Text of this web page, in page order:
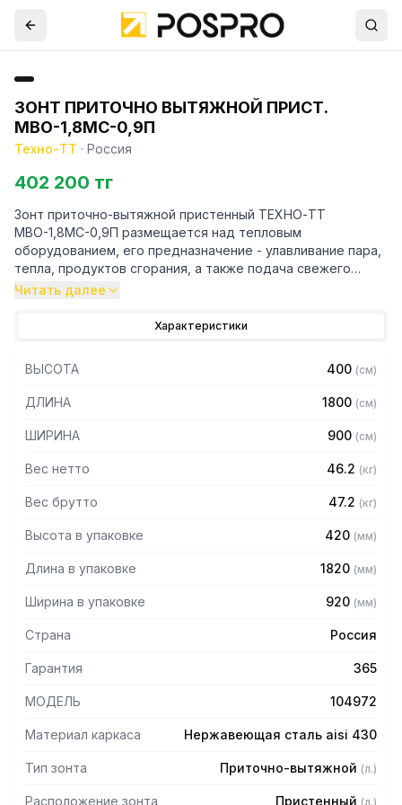
ЗОНТ ПРИТОЧНО ВЫТЯЖНОЙ ПРИСТ.
МВО-1,8МС-0,9П
Техно-ТТ · Россия
402 200 тг
Зонт приточно-вытяжной пристенный ТЕХНО-ТТ
МВО-1,8МС-0,9П размещается над тепловым
оборудованием, его предназначение - улавливание пара,
тепла, продуктов сгорания, а также подача свежего
воздуха, что благоприятно сказывается на микроклимате
предметах мебели и кухонной утвари. Поэтому это
оборудование формирует микроклимат в помещении и
защищает сотрудников горячего цеха.
— Бескаркасный
0,8мм
— Поставляется в собранном виде
Читать далее
Характеристики
ВЫСОТА 400 (см)
ДЛИНА 1800 (см)
ШИРИНА 900 (см)
Вес нетто 46.2 (кг)
Вес брутто 47.2 (кг)
Высота в упаковке 420 (мм)
Длина в упаковке 1820 (мм)
Ширина в упаковке 920 (мм)
Страна Россия
Гарантия 365
МОДЕЛЬ 104972
Материал каркаса Нержавеющая сталь aisi 430
Тип зонта Приточно-вытяжной (л.)
Расположение зонта Пристенный (л.)